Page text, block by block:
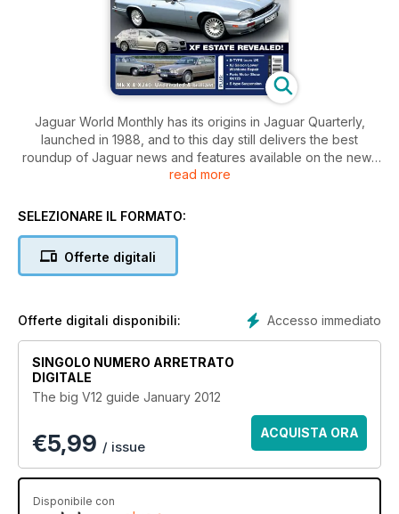
Jaguar World Monthly has its origins in Jaguar Quarterly,
launched in 1988, and to this day still delivers the best
roundup of Jaguar news and features available on the news
stands. With buying and maintenance advice covering all
prospective buyers or owners of Jaguars alike. The
motorsport and the latest news from around the world.
There’s also 100s of cars and parts for sale in our Free Ads
The Development: E-type to X300
The Evolution of the Super Svelte XK8/R
Original & Unrestored: The original E-Type
Wheel Bearings Part 2
XF Sportbrake revealed
read more
SELEZIONARE IL FORMATO:
Offerte digitali
Accesso immediato
Offerte digitali disponibili:
SINGOLO NUMERO ARRETRATO
DIGITALE
The big V12 guide January 2012
€5,99 / issue
ACQUISTA ORA
Disponibile con